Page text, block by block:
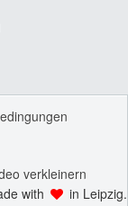
verkleinern
with
in Leipzig.